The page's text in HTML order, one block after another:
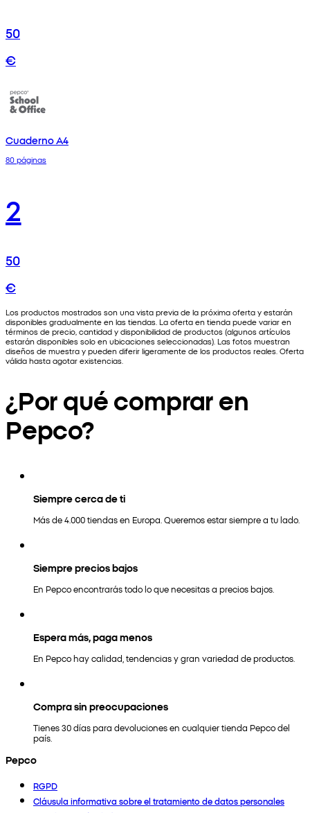
50
€
Cuaderno A4
80 páginas
2
50
€
Los productos mostrados son una vista previa de la próxima oferta y estarán
disponibles gradualmente en las tiendas. La oferta en tienda puede variar en
términos de precio, cantidad y disponibilidad de productos (algunos artículos
estarán disponibles solo en ubicaciones seleccionadas). Las fotos muestran
diseños de muestra y pueden diferir ligeramente de los productos reales. Oferta
válida hasta agotar existencias.
¿Por qué comprar en
Pepco?
Siempre cerca de ti
Más de 4.000 tiendas en Europa. Queremos estar siempre a tu lado.
Siempre precios bajos
En Pepco encontrarás todo lo que necesitas a precios bajos.
Espera más, paga menos
En Pepco hay calidad, tendencias y gran variedad de productos.
Compra sin preocupaciones
Tienes 30 días para devoluciones en cualquier tienda Pepco del
país.
Pepco
RGPD
Cláusula informativa sobre el tratamiento de datos personales